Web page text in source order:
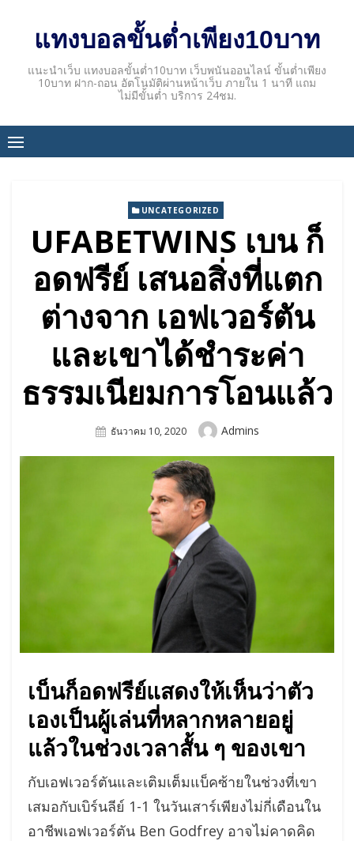
แทงบอลขั้นต่ำเพียง10บาท
แนะนำเว็บ แทงบอลขั้นต่ำ10บาท เว็บพนันออนไลน์ ขั้นต่ำเพียง
10บาท ฝาก-ถอน อัตโนมัติผ่านหน้าเว็บ ภายใน 1 นาที แถม
ไม่มีขั้นต่ำ บริการ 24ชม.
UNCATEGORIZED
UFABETWINS เบน ก็
อดฟรีย์ เสนอสิ่งที่แตก
ต่างจาก เอฟเวอร์ตัน
และเขาได้ชำระค่า
ธรรมเนียมการโอนแล้ว
Posted
ธันวาคม 10, 2020 Author
Admins
เบ็นก็อดฟรีย์แสดงให้เห็นว่าตัว
เองเป็นผู้เล่นที่หลากหลายอยู่
แล้วในช่วงเวลาสั้น ๆ ของเขา
กับเอฟเวอร์ตันและเติมเต็มแบ็คซ้ายในช่วงที่เขา
เสมอกับเบิร์นลีย์ 1-1 ในวันเสาร์เพียงไม่กี่เดือนใน
อาชีพเอฟเวอร์ตัน Ben Godfrey อาจไม่คาดคิด